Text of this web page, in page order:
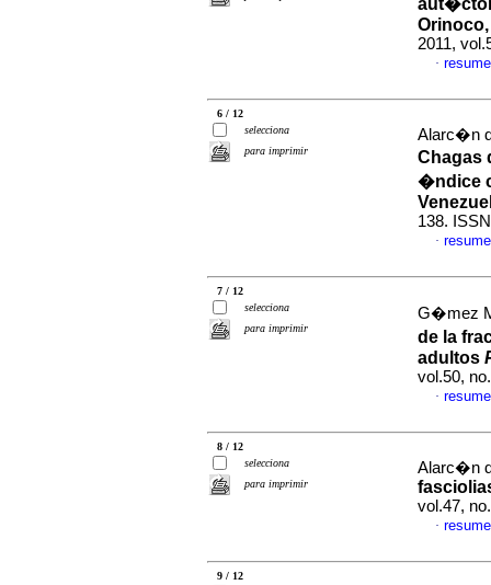
2011,
·
6 / 12
selecciona
para imprimir
Alarc�n
Chagas
�ndice
138.
·
7 / 12
selecciona
para imprimir
G�mez
de la
adultos
vol.50,
·
8 / 12
selecciona
para imprimir
Alarc�n
vol.47,
·
9 / 12